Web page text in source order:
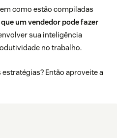
como estão compiladas
um vendedor pode fazer
sua inteligência
no trabalho.
Então aproveite a